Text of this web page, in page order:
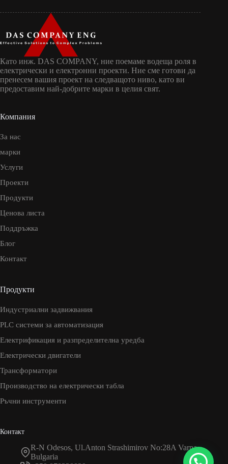
Като инж. DAS COMPANY, ние поемаме водеща роля в
електрически и електронни проекти. Ние сме готови да
пренесем вашия проект на следващото ниво, като ви
предоставим най-добрите марки в целия свят.
Компания
За нас
марки
Услуги
Проекти
Продукти
Ценова листа
Поддръжка
Блог
Контакт
Продукти
Индустриални задвижвания
PLC системи за автоматизация
Електрификация и разпределителна уредба
Електрически двигатели
Трансформатори
Производство на електрически табла
Ръчни инструменти
Контакт
R-N Odesos, Ul.Anton Strashimirov No:28A Varna,
Bulgaria